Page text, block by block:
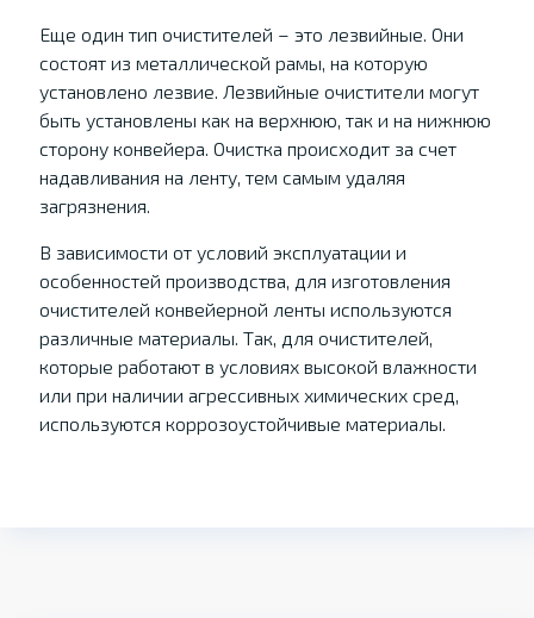
Еще один тип очистителей – это лезвийные. Они
состоят из металлической рамы, на которую
установлено лезвие. Лезвийные очистители могут
быть установлены как на верхнюю, так и на нижнюю
сторону конвейера. Очистка происходит за счет
надавливания на ленту, тем самым удаляя
загрязнения.
В зависимости от условий эксплуатации и
особенностей производства, для изготовления
очистителей конвейерной ленты используются
различные материалы. Так, для очистителей,
которые работают в условиях высокой влажности
или при наличии агрессивных химических сред,
используются коррозоустойчивые материалы.